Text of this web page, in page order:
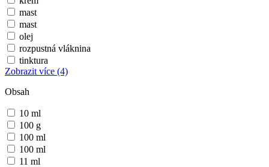
mast
mast
olej
rozpustná vláknina
tinktura
Zobrazit více (4)
Obsah
10 ml
100 g
100 ml
100 ml
11 ml